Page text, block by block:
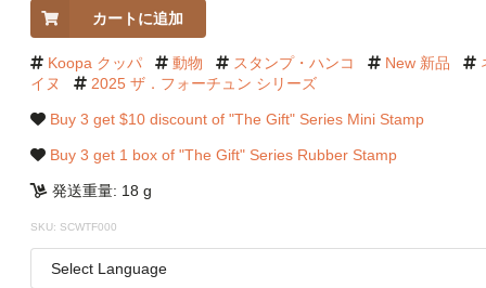
カートに追加
Koopa クッパ 動物 スタンプ・ハンコ New 新品
イヌ
2025 ザ．フォーチュン シリーズ
Buy 3 get $10 discount of "The Gift" Series Mini Stamp
Buy 3 get 1 box of "The Gift" Series Rubber Stamp
発送重量: 18 g
SKU: SCWTF000